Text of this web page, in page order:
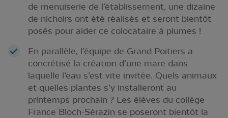
de menuiserie de l’établissement, une dizaine
de nichoirs ont été réalisés et seront bientôt
posés pour aider ce colocataire à plumes !
En parallèle, l’équipe de Grand Poitiers a
concrétisé la création d’une mare dans
laquelle l’eau s’est vite invitée. Quels animaux
et quelles plantes s’y installeront au
printemps prochain ? Les élèves du collège
France Bloch-Sérazin se poseront bientôt la